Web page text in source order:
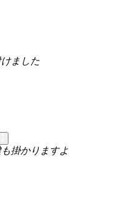
ました
掛かりますよ